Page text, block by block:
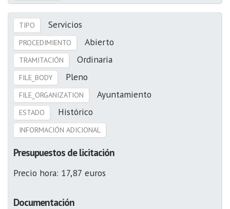
TIPO Servicios
PROCEDIMIENTO Abierto
TRAMITACIÓN Ordinaria
FILE_BODY Pleno
FILE_ORGANIZATION Ayuntamiento
ESTADO Histórico
INFORMACIÓN ADICIONAL
Presupuestos de licitación
Precio hora: 17,87 euros
Documentación